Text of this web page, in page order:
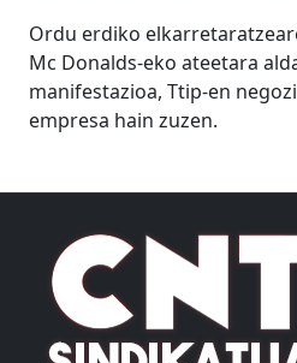
Ordu erdiko
Mc Donalds-eko ateetara
manifestazioa, Ttip-en
empresa hain zuzen.